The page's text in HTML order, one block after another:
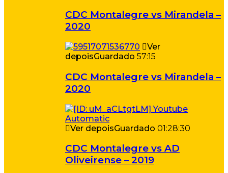
CDC Montalegre vs Mirandela –
2020
Ver
depoisGuardado 57:15
CDC Montalegre vs Mirandela –
2020
Ver depoisGuardado 01:28:30
CDC Montalegre vs AD
Oliveirense – 2019